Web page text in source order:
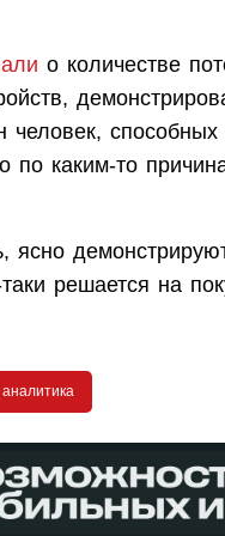
о количестве
способных
по каким-то
решается на
аналитика